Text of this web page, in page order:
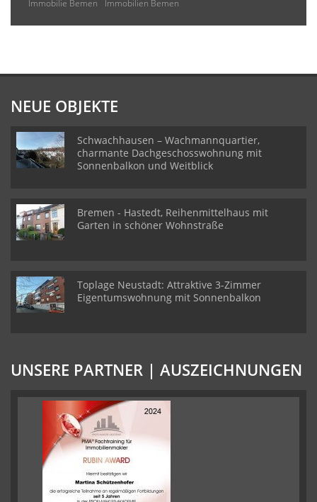
Immobilie Bemen
Immobilien Bemen
NEUE OBJEKTE
Schwachhausen – Wachmannquartier,
charmante Dachgeschosswohnung mit
Sonnenbalkon und Weitblick
Bremen - Hastedt, Reihenmittelhaus mit
Garten in schöner Wohnstraße
Toplage Neustadt: Attraktive 3-Zimmer
Eigentumswohnung mit Sonnenbalkon
UNSERE PARTNER | AUSZEICHNUNGEN